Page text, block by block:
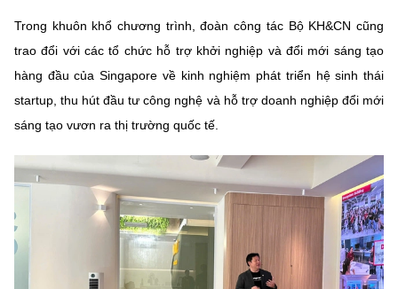
Trong khuôn khổ chương trình, đoàn công tác Bộ KH&CN cũng
trao đổi với các tổ chức hỗ trợ khởi nghiệp và đổi mới sáng tạo
hàng đầu của Singapore về kinh nghiệm phát triển hệ sinh thái
startup, thu hút đầu tư công nghệ và hỗ trợ doanh nghiệp đổi mới
sáng tạo vươn ra thị trường quốc tế.